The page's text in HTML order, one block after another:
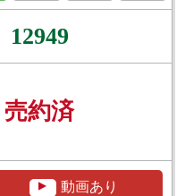
12949
売約済
▲ 動画あり